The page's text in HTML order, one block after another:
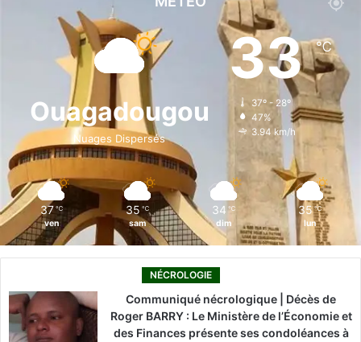
e
b
o
k
i
n
t
a
g
r
T
o
k
Ouagadougou
Nuages Dispersés
33℃
37º - 28º
47%
3.94 km/h
37 ℃
ven
35 ℃
sam
34 ℃
dim
35 ℃
lun
NÉCROLOGIE
Communiqué nécrologique | Décès de
Roger BARRY : Le Ministère de l’Économie et
des Finances présente ses condoléances à